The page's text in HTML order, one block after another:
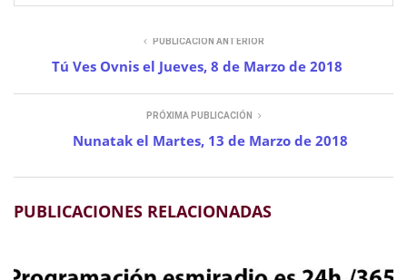
PUBLICACIÓN ANTERIOR
Tú Ves Ovnis el Jueves, 8 de Marzo de 2018
PRÓXIMA PUBLICACIÓN
Nunatak el Martes, 13 de Marzo de 2018
PUBLICACIONES RELACIONADAS